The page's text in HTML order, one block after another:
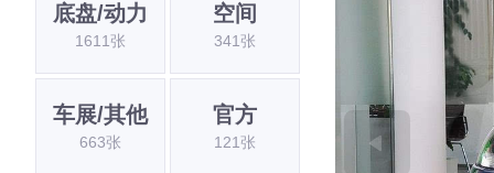
底盘/动力
1611张
空间
341张
车展/其他
663张
官方
121张